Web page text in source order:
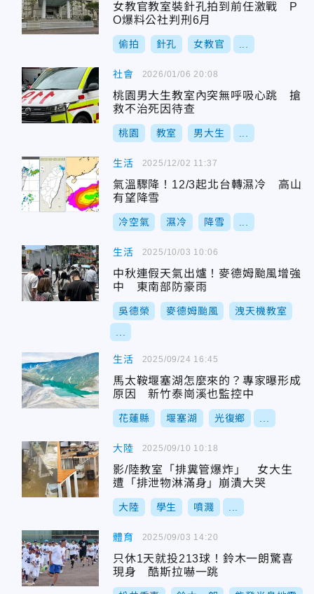
女教官教室裝針孔拍到前任激戰 P
O爆料公社判刑6月
偷拍 針孔 女教官
社會
桃園男大生教室內突無呼吸心跳 搶
救不治死因待查
桃園 教室 男大生
2026/01/06 20:08
生活
氣溫驟降！12/3起北台轉濕冷 高山
有望降雪
冷空氣 濕冷 降雪
2025/12/02 11:37
生活
中秋連假天氣出爐！麥德姆颱風增強
中 東南部防豪雨
吳德榮 麥德姆颱風 洩天機教室
2025/10/03 10:06
生活
馬太鞍堰塞湖怎麼來的？專家曝形成
原因 新竹泰崗溪也監控中
花蓮縣 堰塞湖 光復鄉
2025/09/24 16:45
大陸
影/陸教室「排糞管爆炸」 女大生
遭「排泄物淋滿身」崩潰大哭
大陸 學生 噴濺
2025/09/10 10:18
體育
只休1天就投213球！鈴木一朗驚喜
現身 酷斯拉嚇一跳
2025/09/03 14:20